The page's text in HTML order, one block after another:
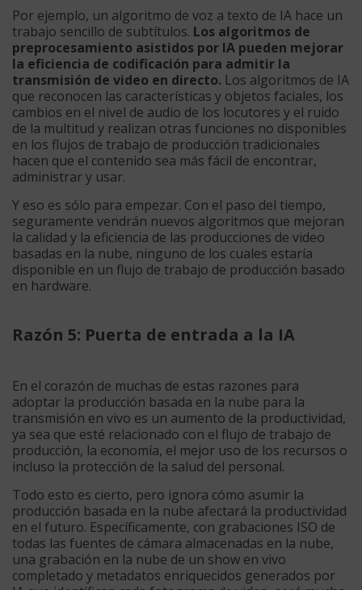
Por ejemplo, un algoritmo de voz a texto de IA hace un
trabajo sencillo de subtítulos. Los algoritmos de
preprocesamiento asistidos por IA pueden mejorar
la eficiencia de codificación para admitir la
transmisión de video en directo. Los algoritmos de IA
que reconocen las características y objetos faciales, los
cambios en el nivel de audio de los locutores y el ruido
de la multitud y realizan otras funciones no disponibles
en los flujos de trabajo de producción tradicionales
hacen que el contenido sea más fácil de encontrar,
administrar y usar.
Y eso es sólo para empezar. Con el paso del tiempo,
seguramente vendrán nuevos algoritmos que mejoran
la calidad y la eficiencia de las producciones de video
basadas en la nube, ninguno de los cuales estaría
disponible en un flujo de trabajo de producción basado
en hardware.
Razón 5: Puerta de entrada a la IA
En el corazón de muchas de estas razones para
adoptar la producción basada en la nube para la
transmisión en vivo es un aumento de la productividad,
ya sea que esté relacionado con el flujo de trabajo de
producción, la economía, el mejor uso de los recursos o
incluso la protección de la salud del personal.
Todo esto es cierto, pero ignora cómo asumir la
producción basada en la nube afectará la productividad
en el futuro. Específicamente, con grabaciones ISO de
todas las fuentes de cámara almacenadas en la nube,
una grabación en la nube de un show en vivo
completado y metadatos enriquecidos generados por